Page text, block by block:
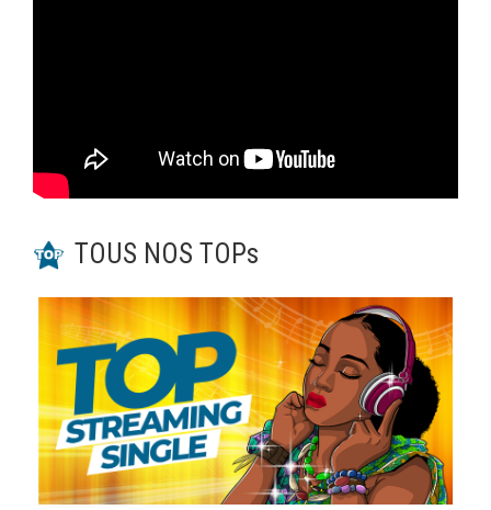
TOUS NOS TOPs